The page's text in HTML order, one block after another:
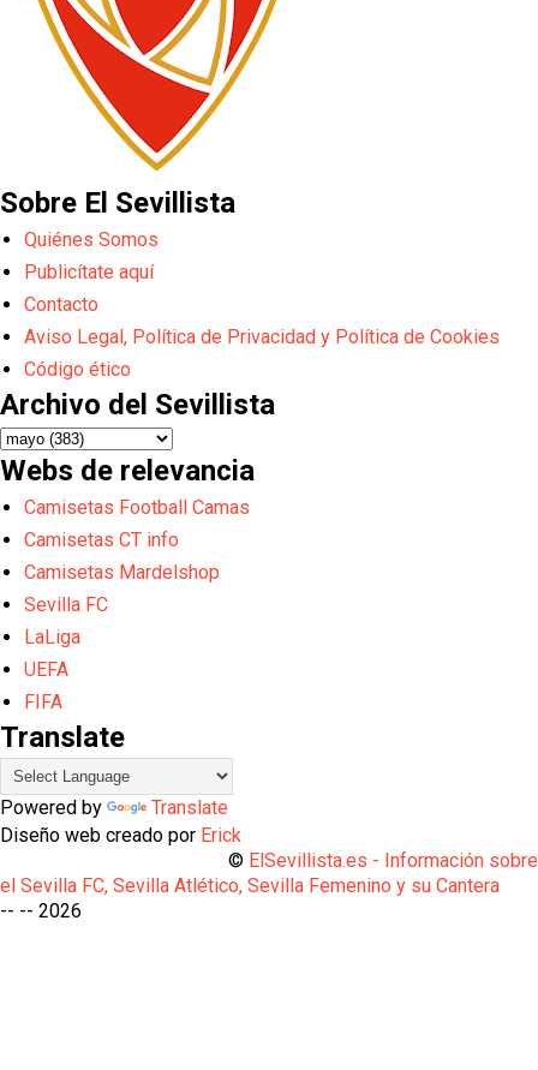
Sobre El Sevillista
Quiénes Somos
Publicítate aquí
Contacto
Aviso Legal, Política de Privacidad y Política de Cookies
Código ético
Archivo del Sevillista
Webs de relevancia
Camisetas Football Camas
Camisetas CT info
Camisetas Mardelshop
Sevilla FC
LaLiga
UEFA
FIFA
Translate
Powered by
Translate
Diseño web creado por Erick
© ElSevillista.es - Información sobre
el Sevilla FC, Sevilla Atlético, Sevilla Femenino y su Cantera
-- -- 2026